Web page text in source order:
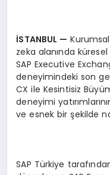
İSTANBUL —
zeka alanında
SAP Executive
deneyimindeki son
CX ile Kesintisiz
deneyimi
ve esnek bir şekilde
SAP Türkiye